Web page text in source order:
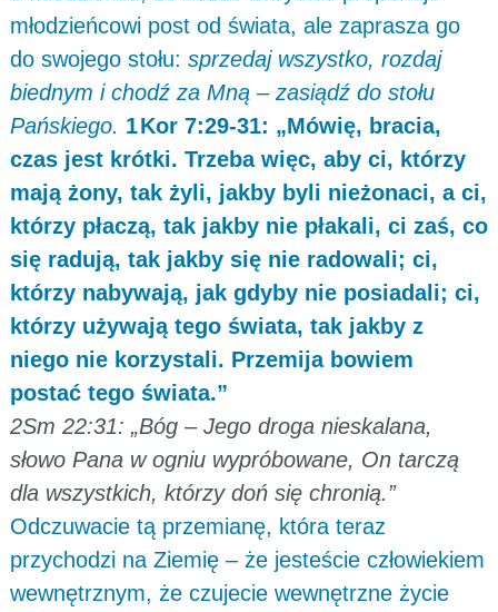
młodzieńcowi post od świata, ale zaprasza go
do swojego stołu: sprzedaj wszystko, rozdaj
biednym i chodź za Mną – zasiądź do stołu
Pańskiego. 1 Kor 7:29-31: „Mówię, bracia,
czas jest krótki. Trzeba więc, aby ci, którzy
mają żony, tak żyli, jakby byli nieżonaci, a ci,
którzy płaczą, tak jakby nie płakali, ci zaś, co
się radują, tak jakby się nie radowali; ci,
którzy nabywają, jak gdyby nie posiadali; ci,
którzy używają tego świata, tak jakby z
niego nie korzystali. Przemija bowiem
postać tego świata.”
2Sm 22:31: „Bóg – Jego droga nieskalana,
słowo Pana w ogniu wypróbowane, On tarczą
dla wszystkich, którzy doń się chronią.”
Odczuwacie tą przemianę, która teraz
przychodzi na Ziemię – że jesteście człowiekiem
wewnętrznym, że czujecie wewnętrzne życie